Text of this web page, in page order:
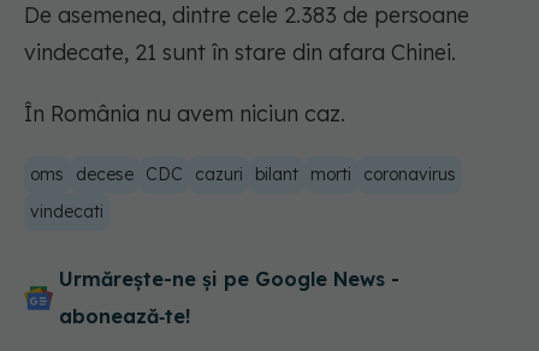
De asemenea, dintre cele 2.383 de persoane
vindecate, 21 sunt în stare din afara Chinei.
În România nu avem niciun caz.
oms decese CDC cazuri bilant morti
coronavirus
vindecati
Urmărește-ne și pe Google News -
abonează‑te!